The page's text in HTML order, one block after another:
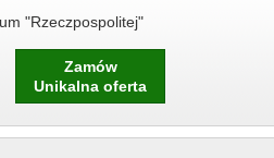
"Rzeczpospolitej"
Zamów
Unikalna oferta